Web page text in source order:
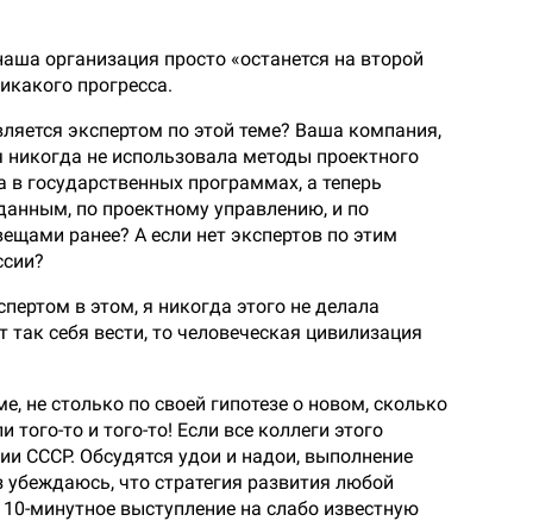
организация просто «останется на второй
прогресса.
экспертом по этой теме? Ваша компания,
не использовала методы проектного
государственных программах, а теперь
по проектному управлению, и по
ранее? А если нет экспертов по этим
в этом, я никогда этого не делала
себя вести, то человеческая цивилизация
не столько по своей гипотезе о новом, сколько
то и того-то! Если все коллеги этого
СССР. Обсудятся удои и надои, выполнение
что стратегия развития любой
минутное выступление на слабо известную